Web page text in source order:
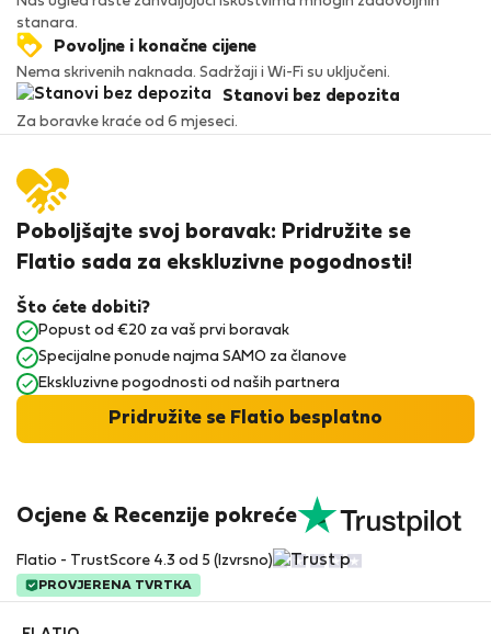
stanara.
Povoljne i konačne cijene
Nema skrivenih naknada. Sadržaji i Wi-Fi su uključeni.
Stanovi bez depozita
Za boravke kraće od 6 mjeseci.
Ocjene & Recenzije pokreće
Flatio - TrustScore 4.3 od 5 (Izvrsno)
PROVJERENA TVRTKA
Poboljšajte svoj boravak: Pridružite se
Flatio sada za ekskluzivne pogodnosti!
Što ćete dobiti?
Popust od €20 za vaš prvi boravak
Specijalne ponude najma SAMO za članove
Ekskluzivne pogodnosti od naših partnera
Pridružite se Flatio besplatno